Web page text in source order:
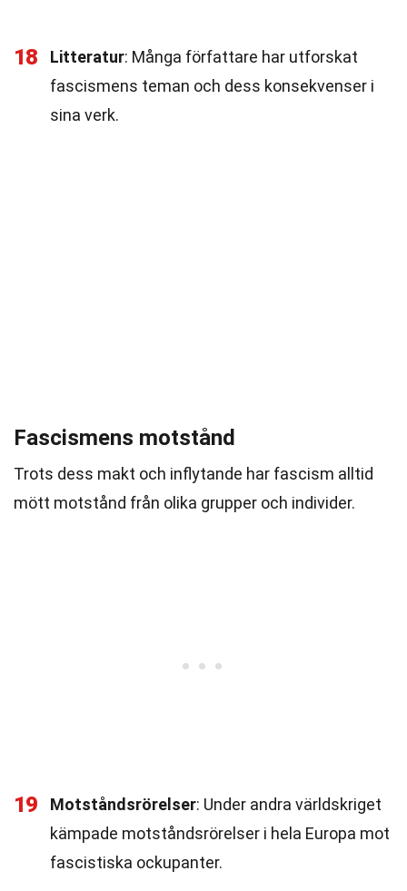
18 Litteratur: Många författare har utforskat
fascismens teman och dess konsekvenser i
sina verk.
Fascismens motstånd
Trots dess makt och inflytande har fascism alltid
mött motstånd från olika grupper och individer.
19 Motståndsrörelser: Under andra världskriget
kämpade motståndsrörelser i hela Europa mot
fascistiska ockupanter.